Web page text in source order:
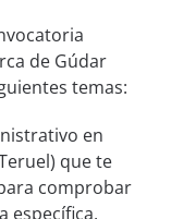
de Gúdar
temas:
en
que te
comprobar
específica.